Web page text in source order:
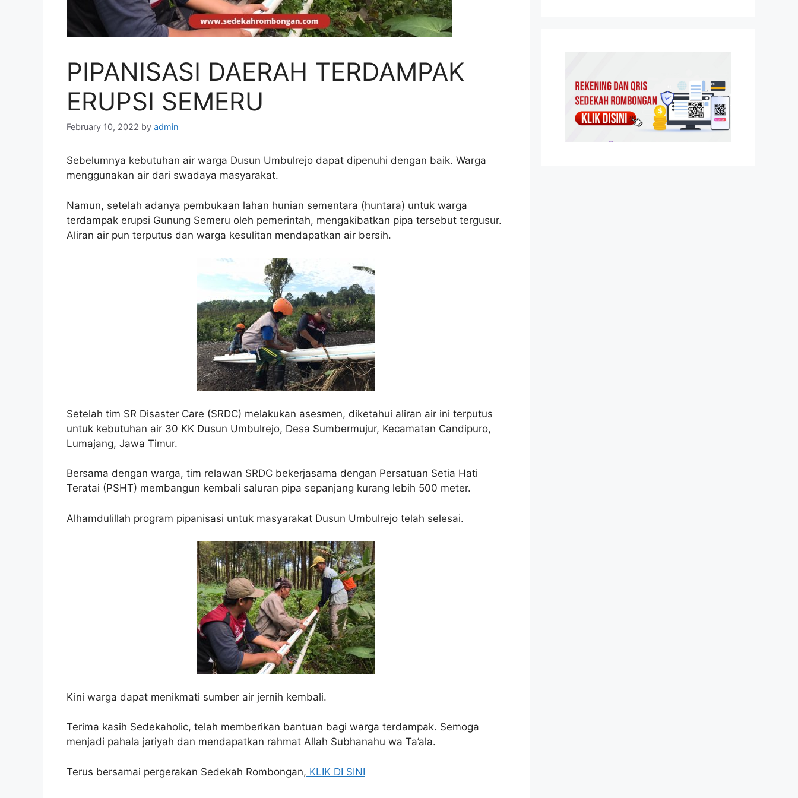
PIPANISASI DAERAH TERDAMPAK
ERUPSI SEMERU
February 10, 2022 by admin
Sebelumnya kebutuhan air warga Dusun Umbulrejo dapat dipenuhi dengan baik. Warga
menggunakan air dari swadaya masyarakat.
Namun, setelah adanya pembukaan lahan hunian sementara (huntara) untuk warga
terdampak erupsi Gunung Semeru oleh pemerintah, mengakibatkan pipa tersebut tergusur.
Aliran air pun terputus dan warga kesulitan mendapatkan air bersih.
Setelah tim SR Disaster Care (SRDC) melakukan asesmen, diketahui aliran air ini terputus
untuk kebutuhan air 30 KK Dusun Umbulrejo, Desa Sumbermujur, Kecamatan Candipuro,
Lumajang, Jawa Timur.
Bersama dengan warga, tim relawan SRDC bekerjasama dengan Persatuan Setia Hati
Teratai (PSHT) membangun kembali saluran pipa sepanjang kurang lebih 500 meter.
Alhamdulillah program pipanisasi untuk masyarakat Dusun Umbulrejo telah selesai.
Kini warga dapat menikmati sumber air jernih kembali.
Terima kasih Sedekaholic, telah memberikan bantuan bagi warga terdampak. Semoga
menjadi pahala jariyah dan mendapatkan rahmat Allah Subhanahu wa Ta’ala.
Terus bersamai pergerakan Sedekah Rombongan, KLIK DI SINI